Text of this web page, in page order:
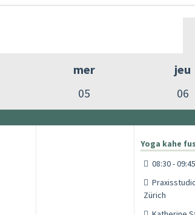
mer
05
jeu
06
Yoga kahe
08:30 - 09:45
Zürich